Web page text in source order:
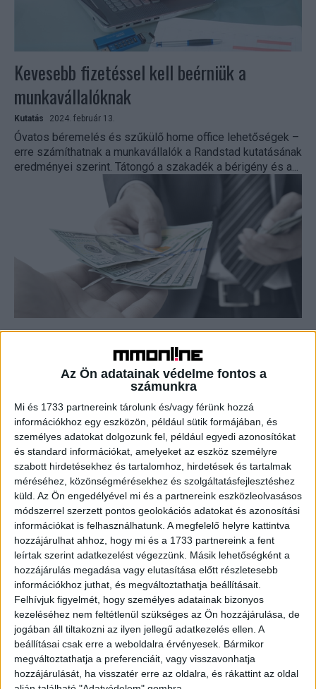
Az Ön adatainak védelme fontos a
számunkra
Mi és 1733 partnereink tárolunk és/vagy férünk hozzá
információkhoz egy eszközön, például sütik formájában, és
személyes adatokat dolgozunk fel, például egyedi azonosítókat
és standard információkat, amelyeket az eszköz személyre
szabott hirdetésekhez és tartalomhoz, hirdetések és tartalmak
méréséhez, közönségmérésekhez és szolgáltatásfejlesztéshez
küld. Az Ön engedélyével mi és a partnereink eszközleolvasásos
módszerrel szerzett pontos geolokációs adatokat és azonosítási
információkat is felhasználhatunk. A megfelelő helyre kattintva
hozzájárulhat ahhoz, hogy mi és a 1733 partnereink a fent
leírtak szerint adatkezelést végezzünk. Másik lehetőségként a
hozzájárulás megadása vagy elutasítása előtt részletesebb
információkhoz juthat, és megváltoztathatja beállításait.
Felhívjuk figyelmét, hogy személyes adatainak bizonyos
kezeléséhez nem feltétlenül szükséges az Ön hozzájárulása, de
jogában áll tiltakozni az ilyen jellegű adatkezelés ellen. A
beállításai csak erre a weboldalra érvényesek. Bármikor
megváltoztathatja a preferenciáit, vagy visszavonhatja
hozzájárulását, ha visszatér erre az oldalra, és rákattint az oldal
Kevesebb fizetéssel kell beérniük a
munkavállalóknak
Kutatás 2024. február 13.
Óvatos béremelés és szűkülő home office lehetőségek –
erre számíthatnak a munkavállalók a Randstad kutatásának
eredményei szerint. Tátongó a szakadék a bérigény és a...
Jelentős béremeléssel számolnak a hazai
munkaadók
Az idén a januári tervekhez képest végül jóval több vállalat
emelt a munkavállalók bérén, ráadásul a növelés mértéke
is meghaladta az eredeti elképzeléseket. Ennek...
Már a béremelés sem elég a dolgozók
megtartásához
Történelmi magasságokba repült az infláció
Magyarországon, emiatt a cégeknek sorozatos